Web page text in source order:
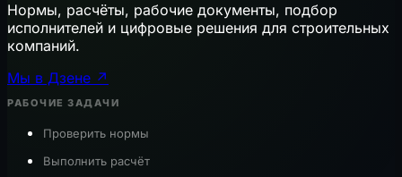
Нормы, расчёты, рабочие документы, подбор
исполнителей и цифровые решения для строительных
компаний.
Мы в Дзене ↗
РАБОЧИЕ ЗАДАЧИ
Проверить нормы
Выполнить расчёт